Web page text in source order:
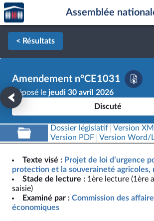
Aller au contenu
Aller en bas de la page
Accèder
à la
page
d'accueil
Assemblée
< Résultats
Amendement n°CE1031
Déposé le jeudi 30 avril 2026
Discuté
Dossier législatif Version
Version PDF
Version Word/
Texte visé : Projet de loi d’urgence
protection et la souveraineté agricoles,
Stade de lecture : 1ère lecture (1ère
saisie)
Examiné par : Commission des
économiques